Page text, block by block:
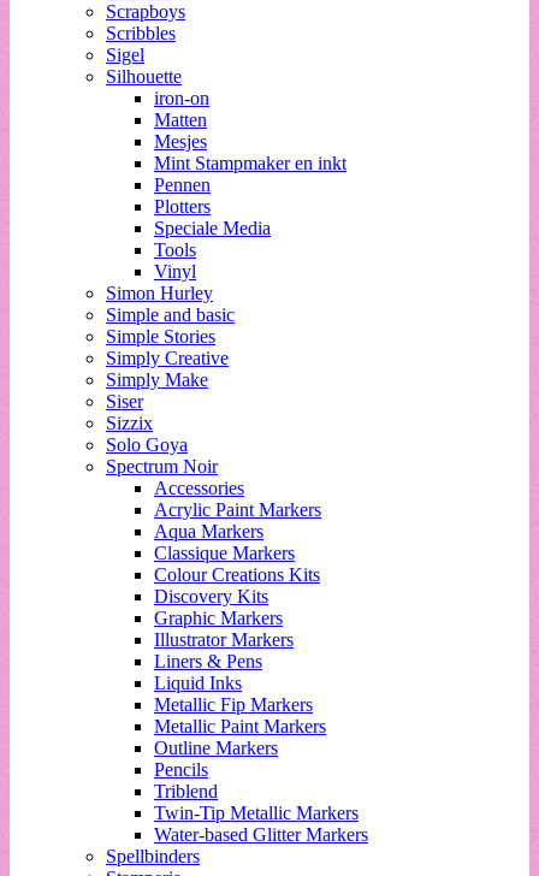
Scrapboys
Scribbles
Sigel
Silhouette
iron-on
Matten
Mesjes
Mint Stampmaker en inkt
Pennen
Plotters
Speciale Media
Tools
Vinyl
Simon Hurley
Simple and basic
Simple Stories
Simply Creative
Simply Make
Siser
Sizzix
Solo Goya
Spectrum Noir
Accessories
Acrylic Paint Markers
Aqua Markers
Classique Markers
Colour Creations Kits
Discovery Kits
Graphic Markers
Illustrator Markers
Liners & Pens
Liquid Inks
Metallic Fip Markers
Metallic Paint Markers
Outline Markers
Pencils
Triblend
Twin-Tip Metallic Markers
Water-based Glitter Markers
Spellbinders